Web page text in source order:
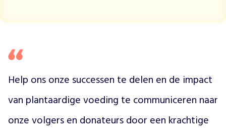
g
e
e
e
m
e
t
Help ons onze successen te delen en de impact
van plantaardige voeding te communiceren naar
onze volgers en donateurs door een krachtige